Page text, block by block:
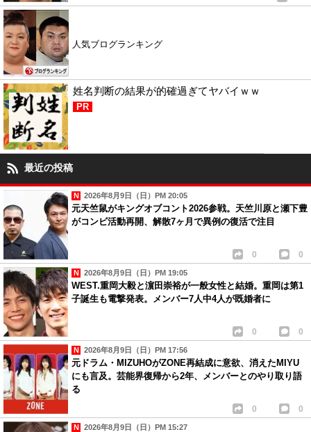
人気ブログランキング
姓名判断の結果が的確過ぎてヤバイｗｗ
PR
最近の投稿
2026年8月9日（日）PM 20:05
元天竺鼠がキングオブコント2026参戦。天竺川原と瀬下豊
がコンビ活動再開、解散7ヶ月で異例の復活で注目
0 0
2026年8月9日（日）PM 19:05
WEST.重岡大毅と濵田崇裕が一般女性と結婚。重岡は第1
子誕生も電撃発表。メンバー7人中4人が既婚者に
0 0
2026年8月9日（日）PM 17:56
元ドラム・MIZUHOがZONE再結成に意欲、消えたMIYU
にも言及。芸能界復帰から2年、メンバーとのやり取り語
る
0 0
2026年8月9日（日）PM 15:27